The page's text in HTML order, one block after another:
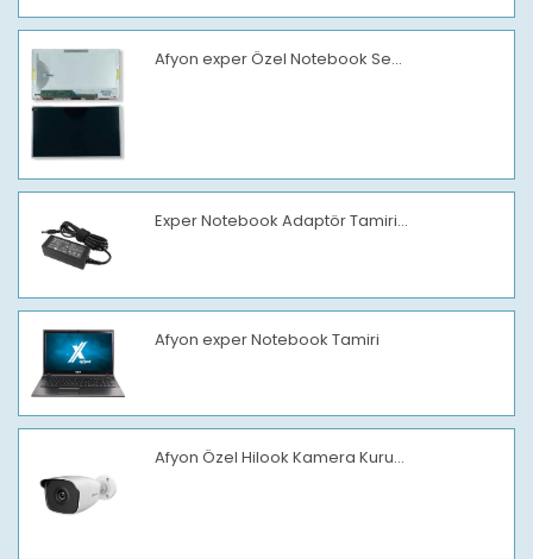
Afyon exper Özel Notebook Se...
Exper Notebook Adaptör Tamiri...
Afyon exper Notebook Tamiri
Afyon Özel Hilook Kamera Kuru...